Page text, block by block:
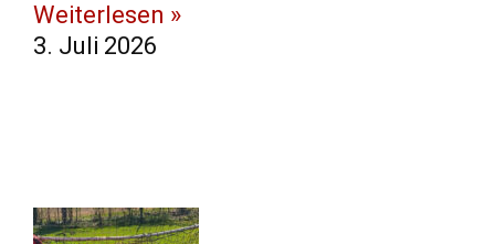
Weiterlesen »
3. Juli 2026